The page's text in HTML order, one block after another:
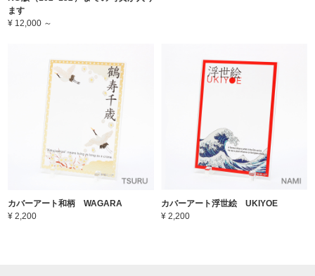
ます
¥ 12,000 ～
カバーアート和柄 WAGARA
¥ 2,200
カバーアート浮世絵 UKIYOE
¥ 2,200